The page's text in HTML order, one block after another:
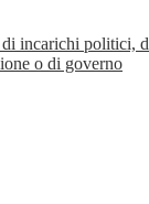
incarichi politici,
o di governo